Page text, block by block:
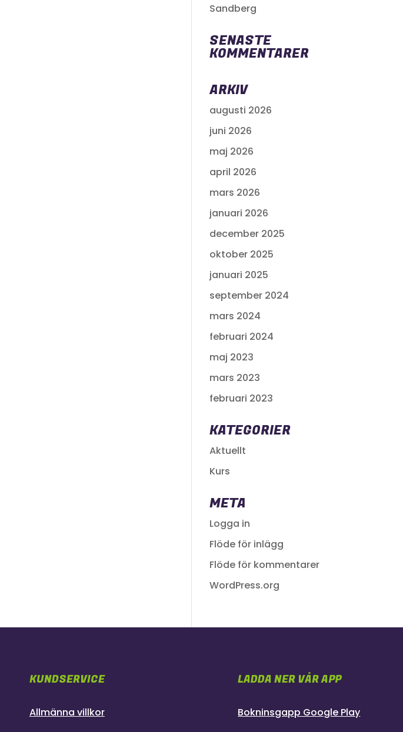
Sandberg
SENASTE
KOMMENTARER
ARKIV
augusti 2026
juni 2026
maj 2026
april 2026
mars 2026
januari 2026
december 2025
oktober 2025
januari 2025
september 2024
mars 2024
februari 2024
maj 2023
mars 2023
februari 2023
KATEGORIER
Aktuellt
Kurs
META
Logga in
Flöde för inlägg
Flöde för kommentarer
WordPress.org
KUNDSERVICE
Allmänna villkor
LADDA NER VÅR APP
Bokninsgapp Google Play